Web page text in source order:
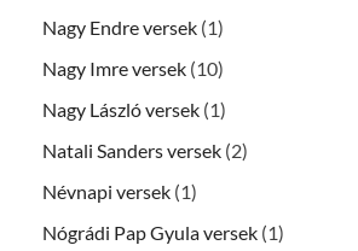
Nagy Endre versek (1)
Nagy Imre versek (10)
Nagy László versek (1)
Natali Sanders versek (2)
Névnapi versek (1)
Nógrádi Pap Gyula versek (1)